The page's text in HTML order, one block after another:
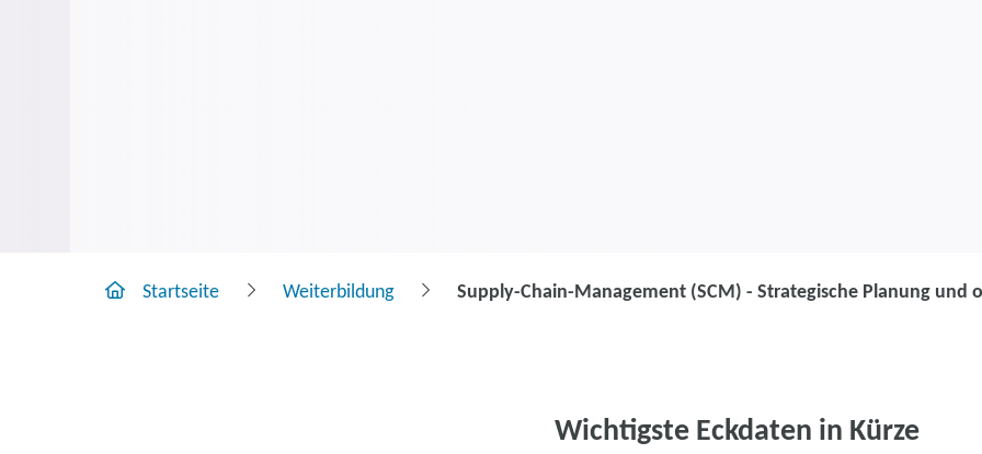
Strategische
Startseite Weiterbildung Supply-Chain-Management (SCM) - Strategische Planung und
Wichtigste Eckdaten in Kürze